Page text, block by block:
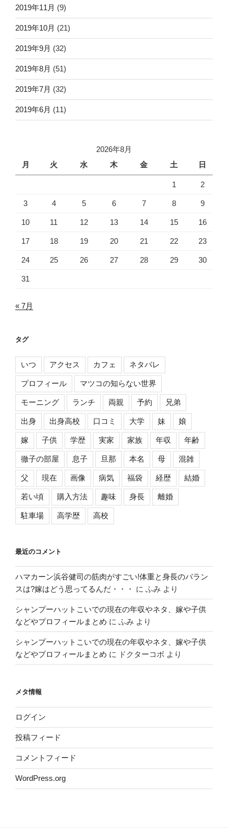
2019年11月 (9)
2019年10月 (21)
2019年9月 (32)
2019年8月 (51)
2019年7月 (32)
2019年6月 (11)
2026年8月
月
火 水 木 金 土 日
1 2
3 4 5 6 7 8 9
10 11 12 13 14 15 16
17 18 19 20 21 22 23
24 25 26 27 28 29 30
31
« 7月
タグ
いつ アクセス カフェ ネタバレ
プロフィール マツコの知らない世界
モーニング ランチ 両親 予約 兄弟
出身 出身高校 口コミ 大学 妹 娘
嫁 子供 学歴 実家 家族 年収 年齢
徹子の部屋 息子 旦那 本名 母 混雑
父 現在 画像 病気 福袋 経歴 結婚
若い頃 購入方法 趣味 身長 離婚
駐車場 高学歴 高校
最近のコメント
ハマカーン浜谷健司の筋肉がすごい!体重と身長のバラン
スは?嫁はどう思ってるんだ・・・
に ふみ より
シャンプーハットこいでの現在の年収やネタ、嫁や子供
などやプロフィールまとめ に ふみ より
シャンプーハットこいでの現在の年収やネタ、嫁や子供
などやプロフィールまとめ に ドクターコボ より
メタ情報
ログイン
投稿フィード
コメントフィード
WordPress.org